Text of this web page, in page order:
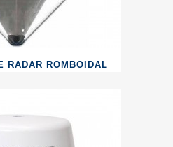
RADAR ROMBOIDAL